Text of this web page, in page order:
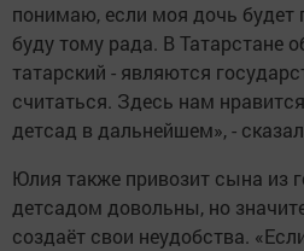
понимаю, если моя дочь будет
буду тому рада. В Татарстане
та­тарский - являются
считаться. Здесь нам
детсад в даль­нейшем», -
Юлия также привозит сына из
детсадом до­вольны, но
создаёт свои неудобства.